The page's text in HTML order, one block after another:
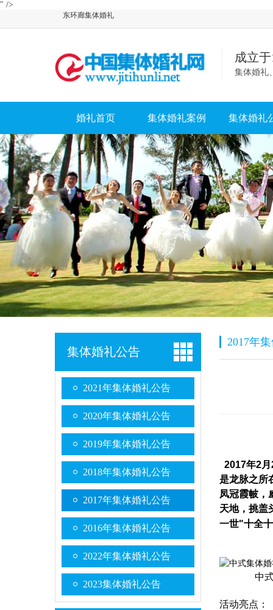
" />
东环廊集体婚礼
成立
集体婚礼
婚礼首页 集体婚礼案例 集体婚礼
集体婚礼公告
2021年集体婚礼公告
2020年集体婚礼公告
2019年集体婚礼公告
2018年集体婚礼公告
2017年集体婚礼公告
2016年集体婚礼公告
2022年集体婚礼公告
2023集体婚礼公告
2017年
2017年2
是龙脉之所
凤冠霞帔，
天地，挑盖
一世"十全
中式集
活动亮点：